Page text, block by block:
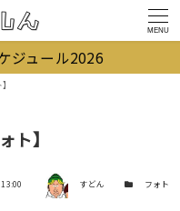
MENU
ジュール2026
ト】
著者 すどん カテゴリー
フォト